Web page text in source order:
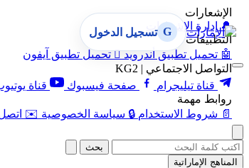
الإشعارات
🔔 إدارة الإشعارات
التطبيقات
🤖 تحميل تطبيق أندرويد  تحميل تطبيق آيفون
التواصل الاجتماعي | KG2
قناة تيليجرام
صفحة فيسبوك قناة
روابط مهمة
📄 شروط الاستخدام 🔒 سياسة الخصوصية ✉️
G تسجيل الدخول
بحث
المناهج الإماراتية